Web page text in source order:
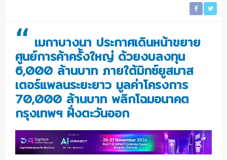
“ เมกาบางนา ประกาศเดินหน้าขยาย
ศูนย์การค้าครั้งใหญ่ ด้วยงบลงทุน
6,000 ล้านบาท ภายใต้มิกซ์ยูสมาส
เตอร์แพลนระยะยาว มูลค่าโครงการ
70,000 ล้านบาท พลิกโฉมอนาคต
กรุงเทพฯ ฝั่งตะวันออก